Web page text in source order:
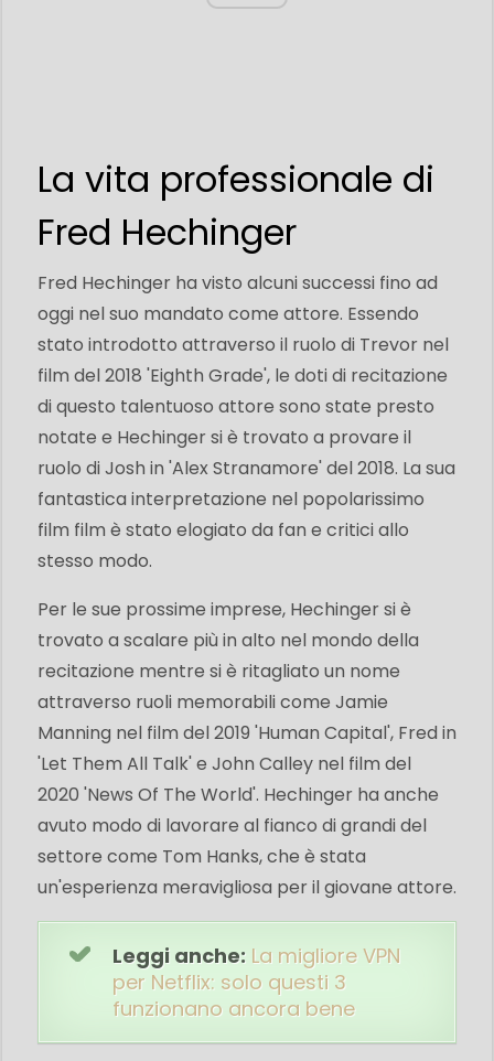
La vita professionale di
Fred Hechinger
Fred Hechinger ha visto alcuni successi fino ad
oggi nel suo mandato come attore. Essendo
stato introdotto attraverso il ruolo di Trevor nel
film del 2018 'Eighth Grade', le doti di recitazione
di questo talentuoso attore sono state presto
notate e Hechinger si è trovato a provare il
ruolo di Josh in 'Alex Stranamore' del 2018. La sua
fantastica interpretazione nel popolarissimo
film film è stato elogiato da fan e critici allo
stesso modo.
Per le sue prossime imprese, Hechinger si è
trovato a scalare più in alto nel mondo della
recitazione mentre si è ritagliato un nome
attraverso ruoli memorabili come Jamie
Manning nel film del 2019 'Human Capital', Fred in
'Let Them All Talk' e John Calley nel film del
2020 'News Of The World'. Hechinger ha anche
avuto modo di lavorare al fianco di grandi del
settore come Tom Hanks, che è stata
un'esperienza meravigliosa per il giovane attore.
Leggi anche: La migliore VPN
per Netflix: solo questi 3
funzionano ancora bene